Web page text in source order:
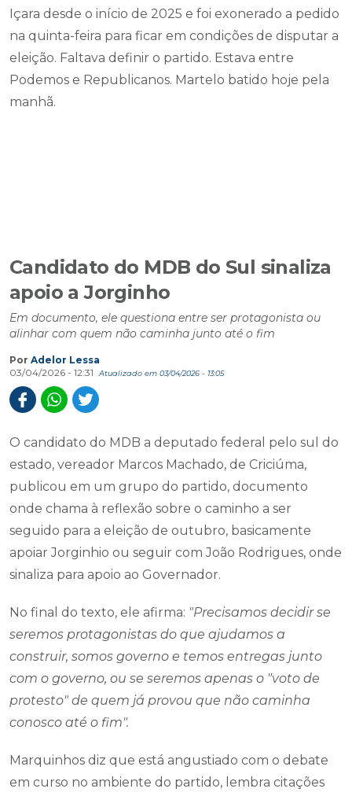
Içara desde o início de 2025 e foi exonerado a pedido
na quinta-feira para ficar em condições de disputar a
eleição. Faltava definir o partido. Estava entre
Podemos e Republicanos. Martelo batido hoje pela
manhã.
Candidato do MDB do Sul sinaliza
apoio a Jorginho
Em documento, ele questiona entre ser protagonista ou
alinhar com quem não caminha junto até o fim
Por Adelor Lessa
03/04/2026 - 12:31
Atualizado em 03/04/2026 - 13:05
O candidato do MDB a deputado federal pelo sul do
estado, vereador Marcos Machado, de Criciúma,
publicou em um grupo do partido, documento
onde chama à reflexão sobre o caminho a ser
seguido para a eleição de outubro, basicamente
apoiar Jorginhio ou seguir com João Rodrigues, onde
sinaliza para apoio ao Governador.
No final do texto, ele afirma: "Precisamos decidir se
seremos protagonistas do que ajudamos a
construir, somos governo e temos entregas junto
com o governo, ou se seremos apenas o "voto de
protesto" de quem já provou que não caminha
conosco até o fim".
Marquinhos diz que está angustiado com o debate
em curso no ambiente do partido, lembra citações